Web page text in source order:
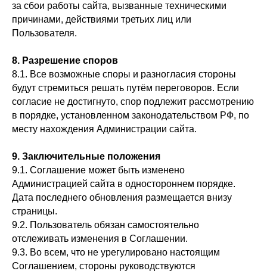
за сбои работы сайта, вызванные техническими
причинами, действиями третьих лиц или
Пользователя.
8. Разрешение споров
8.1. Все возможные споры и разногласия стороны
будут стремиться решать путём переговоров. Если
согласие не достигнуто, спор подлежит рассмотрению
в порядке, установленном законодательством РФ, по
месту нахождения Администрации сайта.
9. Заключительные положения
9.1. Соглашение может быть изменено
Администрацией сайта в одностороннем порядке.
Дата последнего обновления размещается внизу
страницы.
9.2. Пользователь обязан самостоятельно
отслеживать изменения в Соглашении.
9.3. Во всем, что не урегулировано настоящим
Соглашением, стороны руководствуются